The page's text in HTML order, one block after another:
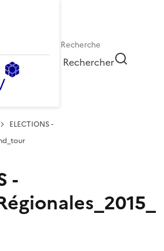
Rechercher
ELECTIONS -
-